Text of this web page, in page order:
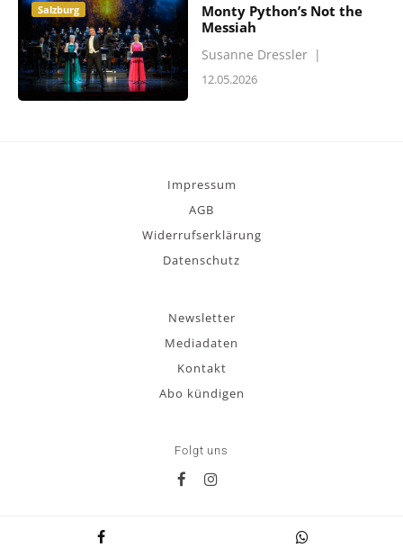
Salzburg
Monty Python’s Not the
Messiah
Susanne Dressler |
12.05.2026
Impressum
AGB
Widerrufserklärung
Datenschutz
Newsletter
Mediadaten
Kontakt
Abo kündigen
Folgt uns